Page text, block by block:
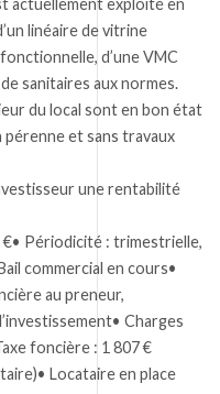
actuellement exploité en
linéaire de vitrine
d’une VMC
sanitaires aux normes.
du local sont en bon état
et sans travaux
une rentabilité
€• Périodicité : trimestrielle,
commercial en cours•
au preneur,
Charges
foncière : 1 807 €
Locataire en place